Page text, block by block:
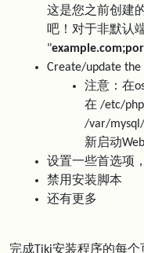
这是您之前创建
吧！对于非默认
"
Create/update the
注意：在
在 /etc/
/var/
新启动
设置一些首选项
禁用安装脚本
还有更多
完成Tiki安装程序的每个